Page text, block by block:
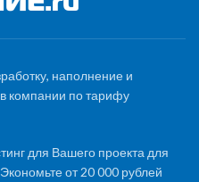
наполнение и
компании по тарифу
для Вашего проекта для
от 20 000 рублей